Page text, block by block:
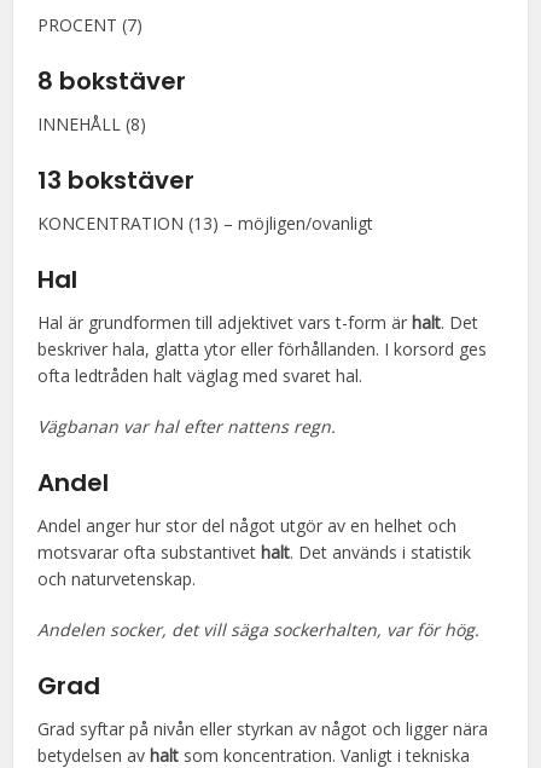
PROCENT (7)
8 bokstäver
INNEHÅLL (8)
13 bokstäver
KONCENTRATION (13) – möjligen/ovanligt
Hal
Hal är grundformen till adjektivet vars t-form ärhalt. Det
beskriver hala, glatta ytor eller förhållanden. I korsord ges
ofta ledtråden halt väglag med svaret hal.
Vägbanan var hal efter nattens regn.
Andel
Andel anger hur stor del något utgör av en helhet och
motsvarar ofta substantivethalt. Det används i statistik
och naturvetenskap.
Andelen socker, det vill säga sockerhalten, var för hög.
Grad
Grad syftar på nivån eller styrkan av något och ligger nära
betydelsen avhalt som koncentration. Vanligt i tekniska